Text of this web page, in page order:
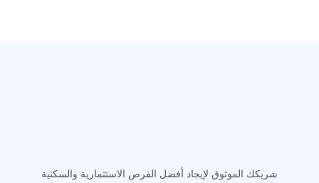
شريكك الموثوق لإيجاد أفضل الفرص الاستثمارية والسكنية